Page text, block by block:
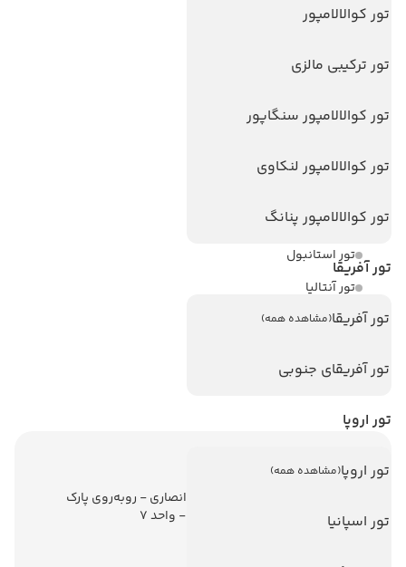
تور کوالالامپور
تور ترکیبی مالزی
تور کوالالامپور سنگاپور
تور کوالالامپور لنکاوی
تور کوالالامپور پنانگ
تور آفریقا
تور آفریقا(مشاهده همه)
تور آفریقای جنوبی
تور اروپا
تور اروپا(مشاهده همه)
تور اسپانیا
هتل های پر بازدید
هتل های استانبول
هتل های تایلند
هتل های سریلانکا
تورهای پربازدید
تور استانبول
تور آنتالیا
تور پوکت
اطلاعات تماس
تهران - ولیعصر - نبش کوچه انصاری - روبه‌روی پارک
ملت - برج ملت - طبقه ششم - واحد 7